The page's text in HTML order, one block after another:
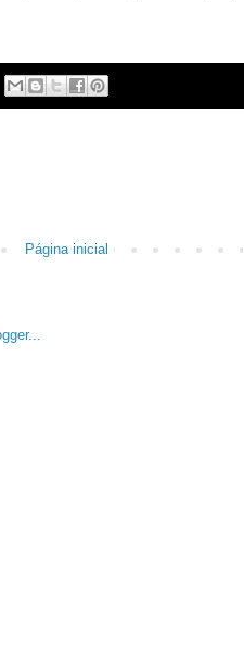
Página inicial